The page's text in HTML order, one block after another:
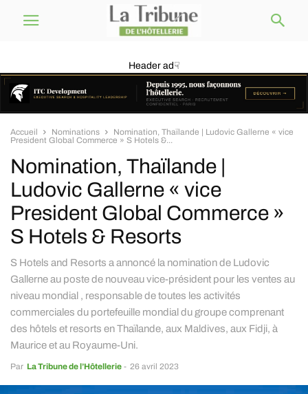
Header ad☟
Accueil Nominations
Nomination, Thaïlande | Ludovic Gallerne « vice
President Global Commerce » S Hotels &...
Nomination, Thaïlande |
Ludovic Gallerne « vice
President Global Commerce »
S Hotels & Resorts
S Hotels and Resorts a annoncé la nomination de Ludovic
Gallerne au poste de nouveau vice-président pour les ventes au
niveau mondial , responsable de toutes les activités
commerciales du portefeuille mondial du groupe comprenant
des hôtels et resorts en Thaïlande, aux Maldives, aux Fidji, à
Maurice et au Royaume-Uni.
Par La Tribune de l’Hôtellerie - 26 avril 2023